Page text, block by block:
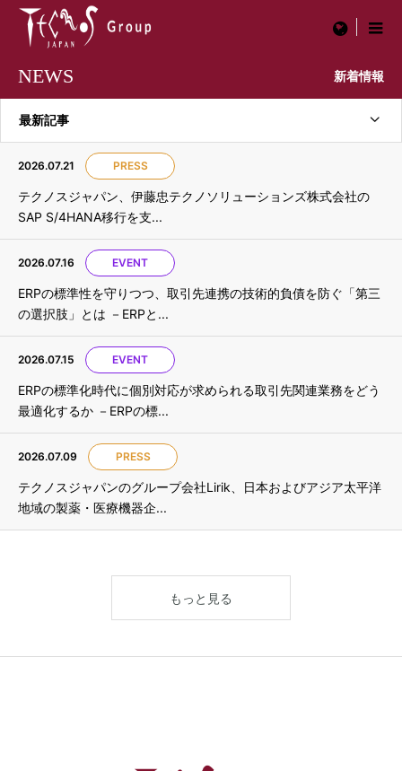
menu
NEWS 新着情報
最新記事
2026.07.21 PRESS
テクノスジャパン、伊藤忠テクノソリューションズ株式会社の
SAP S/4HANA移行を支...
2026.07.16 EVENT
ERPの標準性を守りつつ、取引先連携の技術的負債を防ぐ「第三
の選択肢」とは －ERPと...
2026.07.15 EVENT
ERPの標準化時代に個別対応が求められる取引先関連業務をどう
最適化するか －ERPの標...
2026.07.09 PRESS
テクノスジャパンのグループ会社Lirik、日本およびアジア太平洋
地域の製薬・医療機器企...
もっと見る